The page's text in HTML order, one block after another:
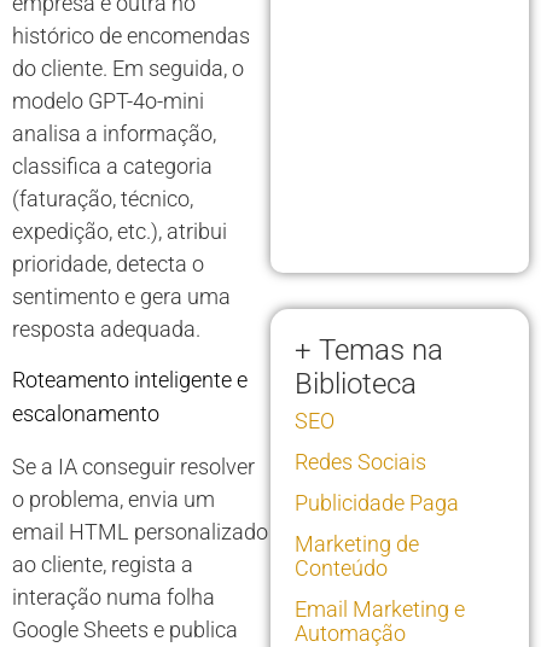
histórico de encomendas
do cliente. Em seguida, o
modelo GPT-4o-mini
analisa a informação,
classifica a categoria
(faturação, técnico,
expedição, etc.), atribui
prioridade, detecta o
sentimento e gera uma
resposta adequada.
Roteamento inteligente e
escalonamento
Se a IA conseguir resolver
o problema, envia um
email HTML personalizado
ao cliente, regista a
interação numa folha
Google Sheets e publica
+ Temas na
Biblioteca
SEO
Redes Sociais
Publicidade Paga
Marketing de
Conteúdo
Email Marketing e
Automação